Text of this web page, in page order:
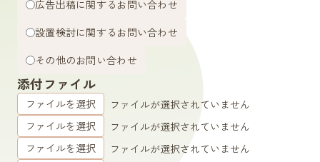
広告出稿に関するお問い合わせ
設置検討に関するお問い合わせ
その他のお問い合わせ
添付ファイル
ファイルを選択
ファイルが選択されていません
ファイルを選択
ファイルが選択されていません
ファイルを選択
ファイルが選択されていません